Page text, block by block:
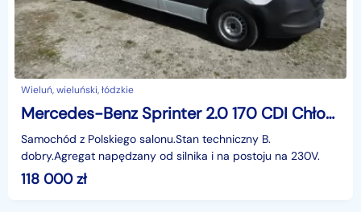
Wieluń, wieluński, łódzkie
Mercedes-Benz Sprinter 2.0 170 CDI Chłodnia Termo-King V300 Klima Xenon Navi
Samochód z Polskiego salonu.Stan techniczny B.
dobry.Agregat napędzany od silnika i na postoju na 230V.
118 000zł